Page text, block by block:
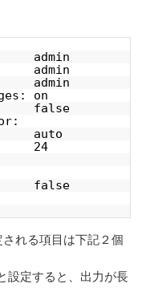
admin
admin
on
false
auto
24
false
れる項目は下記２個
設定すると、出力が長